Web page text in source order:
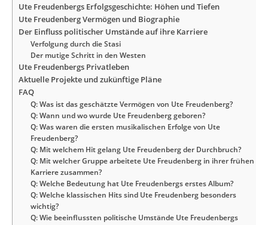
Ute Freudenbergs Erfolgsgeschichte: Höhen und Tiefen
Ute Freudenberg Vermögen und Biographie
Der Einfluss politischer Umstände auf ihre Karriere
Verfolgung durch die Stasi
Der mutige Schritt in den Westen
Ute Freudenbergs Privatleben
Aktuelle Projekte und zukünftige Pläne
FAQ
Q: Was ist das geschätzte Vermögen von Ute Freudenberg?
Q: Wann und wo wurde Ute Freudenberg geboren?
Q: Was waren die ersten musikalischen Erfolge von Ute
Freudenberg?
Q: Mit welchem Hit gelang Ute Freudenberg der Durchbruch?
Q: Mit welcher Gruppe arbeitete Ute Freudenberg in ihrer frühen
Karriere zusammen?
Q: Welche Bedeutung hat Ute Freudenbergs erstes Album?
Q: Welche klassischen Hits sind Ute Freudenberg besonders
wichtig?
Q: Wie beeinflussten politische Umstände Ute Freudenbergs